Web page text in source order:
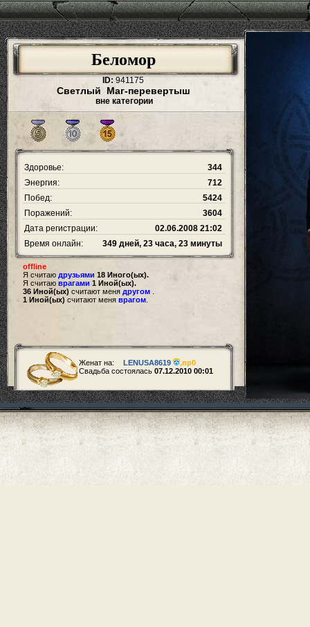
Беломор
ID: 941175
Светлый Маг-перевертыш
вне категории
Здоровье:
344
Энергия:
712
Побед:
5424
Поражений:
3604
Дата регистрации:
02.06.2008 21:02
Время онлайн:
349 дней, 23 часа, 23 минуты
offline
Я считаю друзьями 18 Иного(ых).
Я считаю врагами 1 Иной(ых).
36 Иной(ых) считают меня другом
1 Иной(ых) считают меня врагом
Женат на: LENUSA8619 ,пр0
Свадьба состоялась 07.12.2010 00:01